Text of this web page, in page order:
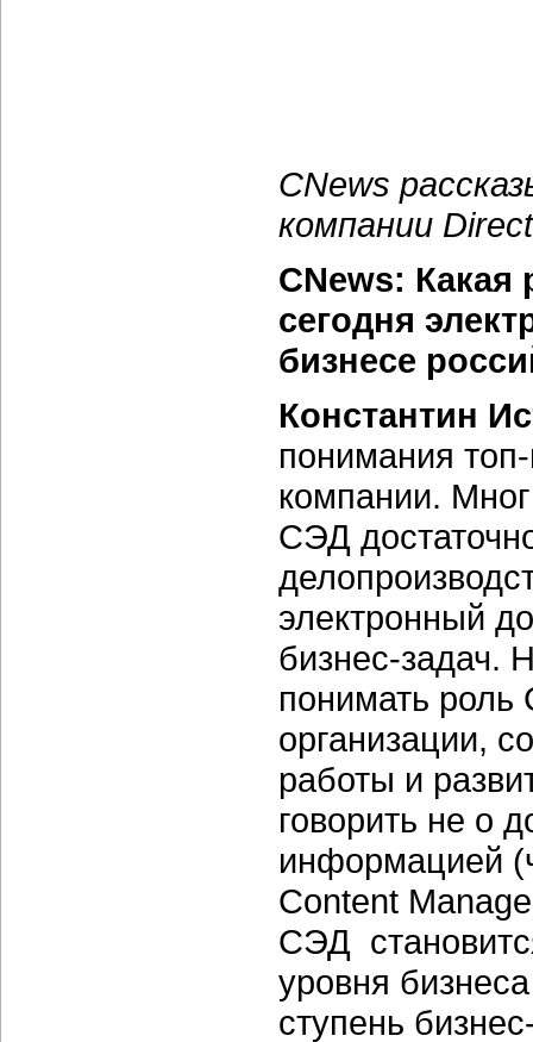
CNews
компании
CNews: Какая
сегодня
бизнесе
Константин
понимания
компании.
СЭД
электронный
бизнес-задач.
понимать
организации,
работы и
говорить не о
информацией
Content
СЭД
уровня
ступень